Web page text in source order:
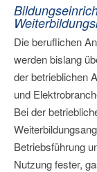
Die beruflichen
werden bislang
der betrieblichen
und
Bei der
Betriebsführung
Nutzung fester,